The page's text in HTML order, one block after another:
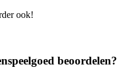
ook!
beoordelen?